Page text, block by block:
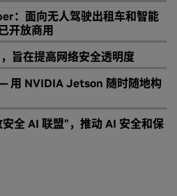
：面向无人驾驶出租车和智能
开放商用
旨在提高网络安全透明度
用 NVIDIA Jetson 随时随地构
全 AI 联盟”，推动 AI 安全和保